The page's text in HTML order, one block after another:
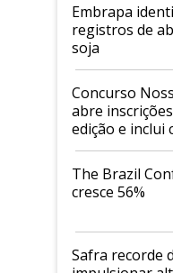
Embrapa
registros de
soja
Concurso
abre
edição e inclui
cafés
The Brazil
cresce 56%
Safra recorde